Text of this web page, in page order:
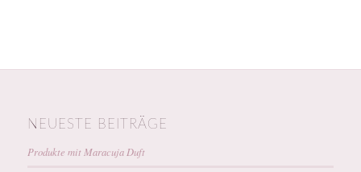
NEUESTE BEITRÄGE
Produkte mit Maracuja Duft